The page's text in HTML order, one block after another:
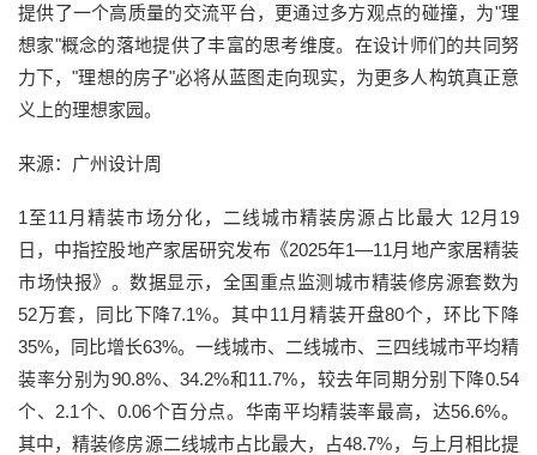
提供了一个高质量的交流平台，更通过多方观点的碰撞，为"理
想家"概念的落地提供了丰富的思考维度。在设计师们的共同努
力下，"理想的房子"必将从蓝图走向现实，为更多人构筑真正意
义上的理想家园。
来源：广州设计周
1至11月精装市场分化，二线城市精装房源占比最大 12月19
日，中指控股地产家居研究发布《2025年1—11月地产家居精装
市场快报》。数据显示，全国重点监测城市精装修房源套数为
52万套，同比下降7.1%。其中11月精装开盘80个，环比下降
35%，同比增长63%。一线城市、二线城市、三四线城市平均精
装率分别为90.8%、34.2%和11.7%，较去年同期分别下降0.54
个、2.1个、0.06个百分点。华南平均精装率最高，达56.6%。
其中，精装修房源二线城市占比最大，占48.7%，与上月相比提